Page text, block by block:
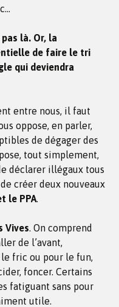
là. Or, la
de faire le tri
qui deviendra
entre nous, il faut
oppose, en parler,
de dégager des
tout simplement,
déclarer illégaux tous
créer deux nouveaux
le PPA.
Vives. On comprend
de l’avant,
le fric ou pour le fun,
foncer. Certains
fatiguant sans pour
utile.